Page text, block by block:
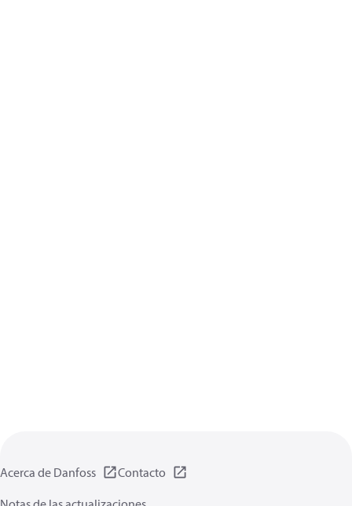
Acerca de Danfoss
Contacto